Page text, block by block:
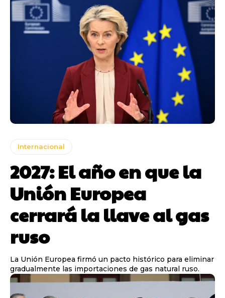
Internacional
2027: El año en que la
Unión Europea
cerrará la llave al gas
ruso
La Unión Europea firmó un pacto histórico para eliminar
gradualmente las importaciones de gas natural ruso.